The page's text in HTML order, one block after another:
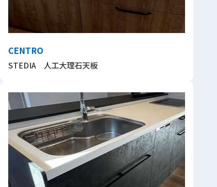
CENTRO
STEDIA 人工大理石天板